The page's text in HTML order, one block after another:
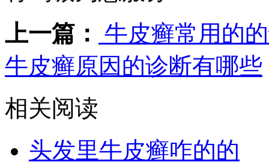
上一篇： 牛皮癣常用的
牛皮癣原因的诊断有哪些
相关阅读
头发里牛皮癣咋的的